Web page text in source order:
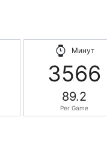
Минут
3566
89.2
Per Game